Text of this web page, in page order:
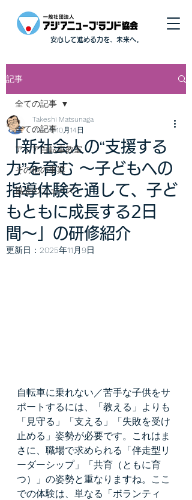
安心して進める力を、未来へ。
記事
全ての記事
アジア自転車教室
その他の事業
協会のニュース
全ての記事
「新社会人の“支援する
力”を育む 〜子どもへの
指導体験を通して、子ど
もともに成長する2日
間〜」の研修紹介
Takeshi Matsunaga
2025年10月14日
更新日： 2025年11月9日
自転車に乗れない／苦手な子供をサ
ポートするには、「教える」よりも
「見守る」「支える」「失敗を受け
止める」姿勢が必要です。これはま
さに、職場で求められる「伴走型リ
ーダーシップ」「共育（ともに育
つ）」の姿勢と重なりますね。ここ
での体験は、単なる「ボランティ